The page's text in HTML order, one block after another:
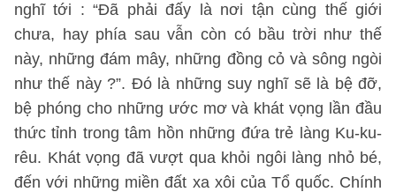
nghĩ tới : “Đã phải đấy là nơi tận cùng thế giới
chưa, hay phía sau vẫn còn có bầu trời như thế
này, những đám mây, những đồng cỏ và sông ngòi
như thế này ?”. Đó là những suy nghĩ sẽ là bệ đỡ,
bệ phóng cho những ước mơ và khát vọng lần đầu
thức tỉnh trong tâm hồn những đứa trẻ làng Ku-ku-
rêu. Khát vọng đã vượt qua khỏi ngôi làng nhỏ bé,
đến với những miền đất xa xôi của Tổ quốc. Chính